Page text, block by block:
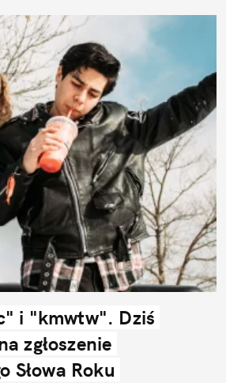
i "kmwtw". Dziś
zgłoszenie
Słowa Roku